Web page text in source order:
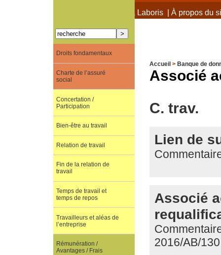
À propos de Terra Laboris| À propos du
Accueil > Banque de
Associé
C. trav.
Lien de
Associé
2016/AB/130
Droits fondamentaux
Charte de l’assuré
social
Concertation /
Participation
Bien-être au travail
Relation de travail
Fin de la relation de
travail
Temps de travail et
temps de repos
Travailleurs et aléas de
l’entreprise
Rémunération /
Avantages / Frais